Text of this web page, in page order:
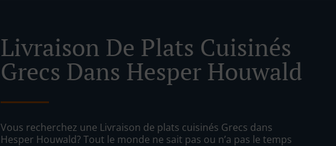
Livraison De Plats Cuisinés
Grecs Dans Hesper Houwald
Vous recherchez une Livraison de plats cuisinés Grecs dans
Hesper Houwald? Tout le monde ne sait pas ou n’a pas le temps